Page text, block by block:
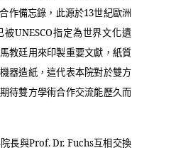
作備忘錄，此源於13世紀歐洲
被UNESCO指定為世界文化遺
教廷用來印製重要文獻，紙質
器造紙，這代表本院對於雙方
待雙方學術合作交流能歷久而
長與Prof. Dr. Fuchs互相交換